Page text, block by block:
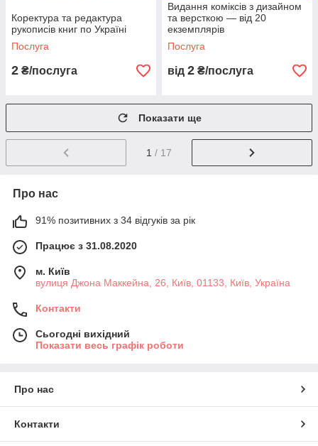
Коректура та редактура
рукописів книг по Україні
Послуга
2 ₴/послуга
Видання коміксів з дизайном
та версткою — від 20
екземплярів
Послуга
від 2 ₴/послуга
Показати ще
1 / 17
Про нас
91% позитивних з 34 відгуків за рік
Працює з 31.08.2020
м. Київ
вулиця Джона Маккейна, 26, Київ, 01133, Київ, Україна
Контакти
Сьогодні вихідний
Показати весь графік роботи
Про нас
Контакти